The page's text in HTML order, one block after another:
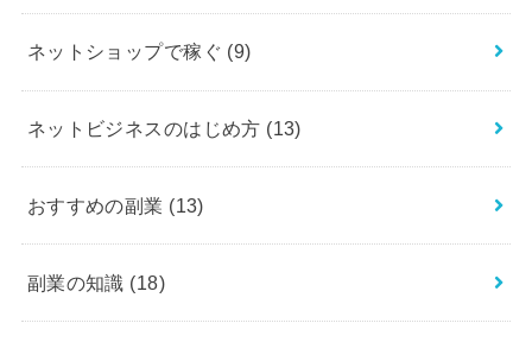
ネットショップで稼ぐ (9)
ネットビジネスのはじめ方 (13)
おすすめの副業 (13)
副業の知識 (18)